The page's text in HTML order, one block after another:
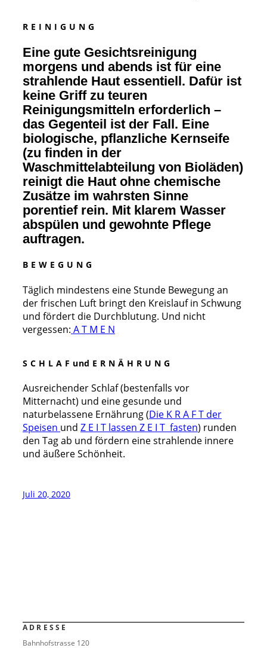
R E I N I G U N G
Eine gute Gesichtsreinigung
morgens und abends ist für eine
strahlende Haut essentiell. Dafür ist
keine Griff zu teuren
Reinigungsmitteln erforderlich –
das Gegenteil ist der Fall. Eine
biologische, pflanzliche Kernseife
(zu finden in der
Waschmittelabteilung von Bioläden)
reinigt die Haut ohne chemische
Zusätze im wahrsten Sinne
porentief rein. Mit klarem Wasser
abspülen und gewohnte Pflege
auftragen.
B E W E G U N G
Täglich mindestens eine Stunde Bewegung an
der frischen Luft bringt den Kreislauf in Schwung
und fördert die Durchblutung. Und nicht
vergessen: A T M E N
S C H L A F und E R N Ä H R U N G
Ausreichender Schlaf (bestenfalls vor
Mitternacht) und eine gesunde und
naturbelassene Ernährung (Die K R A F T der
Speisen und Z E I T lassen Z E I T fasten) runden
den Tag ab und fördern eine strahlende innere
und äußere Schönheit.
Juli 20, 2020
ADRESSE
Bahnhofstrasse 120